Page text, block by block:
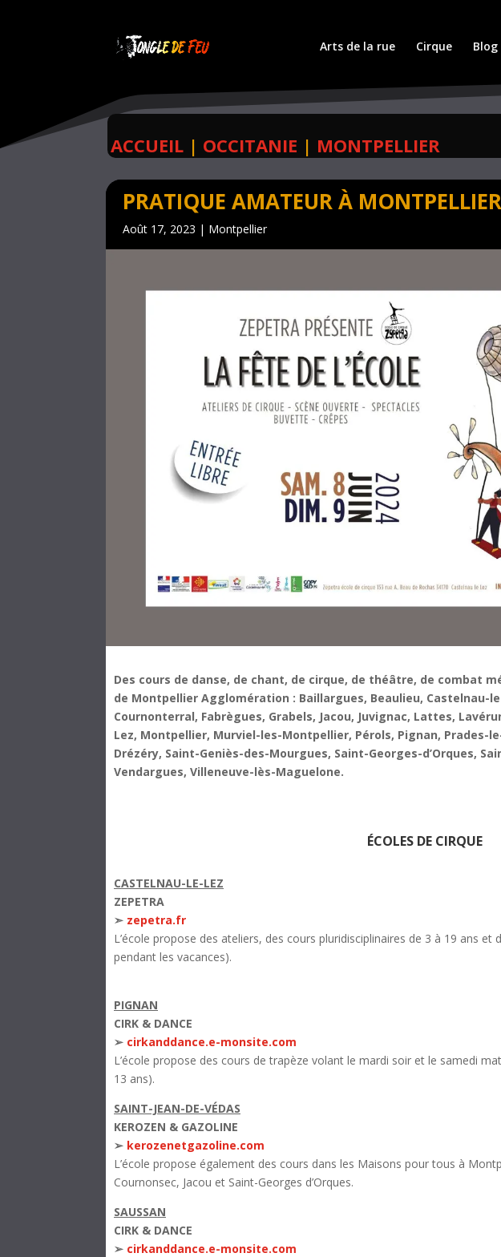
Arts de la rue Cirque Blog
ACCUEIL | OCCITANIE | MONTPELLIER
PRATIQUE AMATEUR À
Août 17, 2023 | Montpellier
Des cours de danse, de chant, de cirque, de théâtre, de combat
de Montpellier Agglomération : Baillargues, Beaulieu, Castelnau-
Cournonterral, Fabrègues, Grabels, Jacou, Juvignac, Lattes,
Lez, Montpellier, Murviel-les-Montpellier, Pérols, Pignan, Prades-
Drézéry, Saint-Geniès-des-Mourgues, Saint-Georges-d’Orques,
Vendargues, Villeneuve-lès-Maguelone.
ÉCOLES DE CIRQUE
CASTELNAU-LE-LEZ
ZEPETRA
➣ zepetra.fr
L’école propose des ateliers, des cours pluridisciplinaires de 3 à 19 ans
pendant les vacances).
PIGNAN
CIRK & DANCE
➢ cirkanddance.e-monsite.com
L’école propose des cours de trapèze volant le mardi soir et le samedi
13 ans).
SAINT-JEAN-DE-VÉDAS
KEROZEN & GAZOLINE
➢ kerozenetgazoline.com
L’école propose également des cours dans les Maisons pour tous à
Cournonsec, Jacou et Saint-Georges d’Orques.
SAUSSAN
CIRK & DANCE
➢ cirkanddance.e-monsite.com